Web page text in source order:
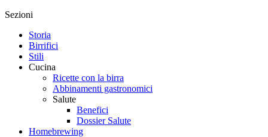
Sezioni
Storia
Birrifici
Stili
Cucina
Ricette con la birra
Abbinamenti gastronomici
Salute
Benefici
Dossier Salute
Homebrewing